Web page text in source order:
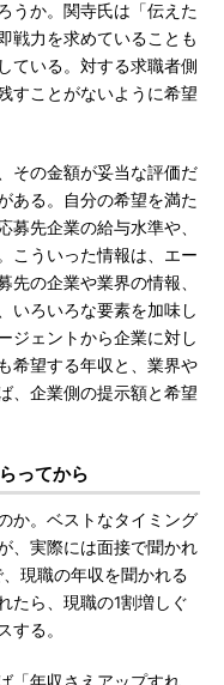
うか。関寺氏は「伝えた
戦力を求めていることも
ている。対する求職者側
すことがないように希望
その金額が妥当な評価だ
ある。自分の希望を満た
募先企業の給与水準や、
こういった情報は、エー
先の企業や業界の情報、
いろいろな要素を加味し
ジェントから企業に対し
希望する年収と、業界や
、企業側の提示額と希望
ってから
か。ベストなタイミング
、実際には面接で聞かれ
現職の年収を聞かれる
たら、現職の1割増しぐ
する。